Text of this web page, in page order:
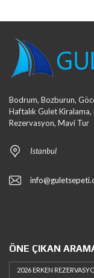
Bodrum, Bozburun,
Haftalık Gulet Kiralama,
Rezervasyon, Mavi Tur
Istanbul
ÖNE ÇIKAN
2026 ERKEN